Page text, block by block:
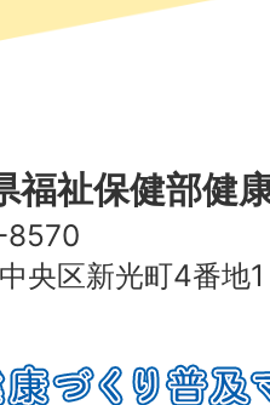
福祉保健部健
8570
央区新光町4番地1